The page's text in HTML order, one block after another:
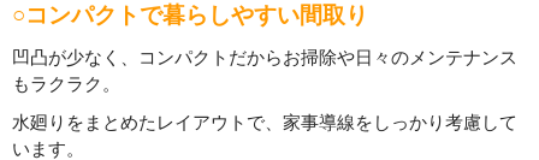
○コンパクトで暮らしやすい間取り
凹凸が少なく、コンパクトだからお掃除や日々のメンテナンス
もラクラク。
水廻りをまとめたレイアウトで、家事導線をしっかり考慮して
います。